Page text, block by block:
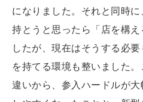
になりました。それと同時
持とうと思ったら「店を構
したが、現在はそうする必
を持てる環境も整いました
違いから、参入ハードルが